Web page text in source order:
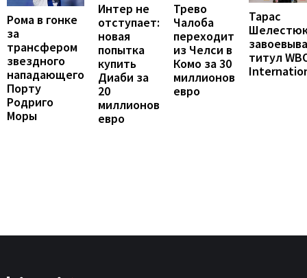
Рома в гонке
за
трансфером
звездного
нападающего
Порту
Родриго
Моры
Интер не
отступает:
новая
попытка
купить
Диаби за
20
миллионов
евро
Трево
Чалоба
переходит
из Челси в
Комо за 30
миллионов
евро
Тарас
титул